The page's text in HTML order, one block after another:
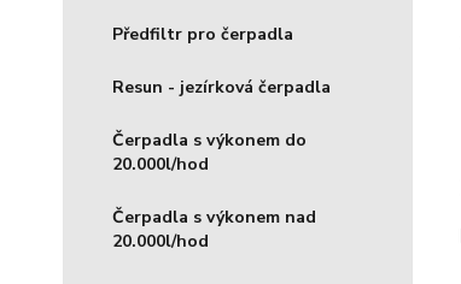
Předfiltr pro čerpadla
Resun - jezírková čerpadla
Čerpadla s výkonem do
20.000l/hod
Čerpadla s výkonem nad
20.000l/hod